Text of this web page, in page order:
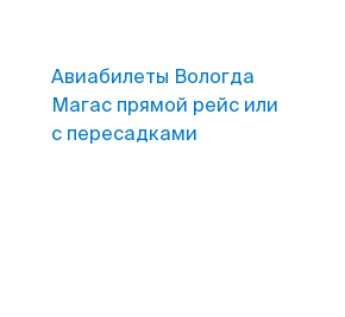
Авиабилеты Вологда
Магас прямой рейс или
с пересадками